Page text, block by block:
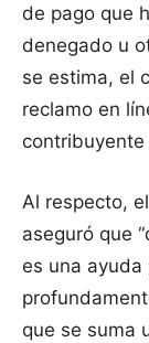
de pago que
denegado u
se estima, el
reclamo en
contribuyente
Al respecto,
aseguró que
es una ayuda
que se suma